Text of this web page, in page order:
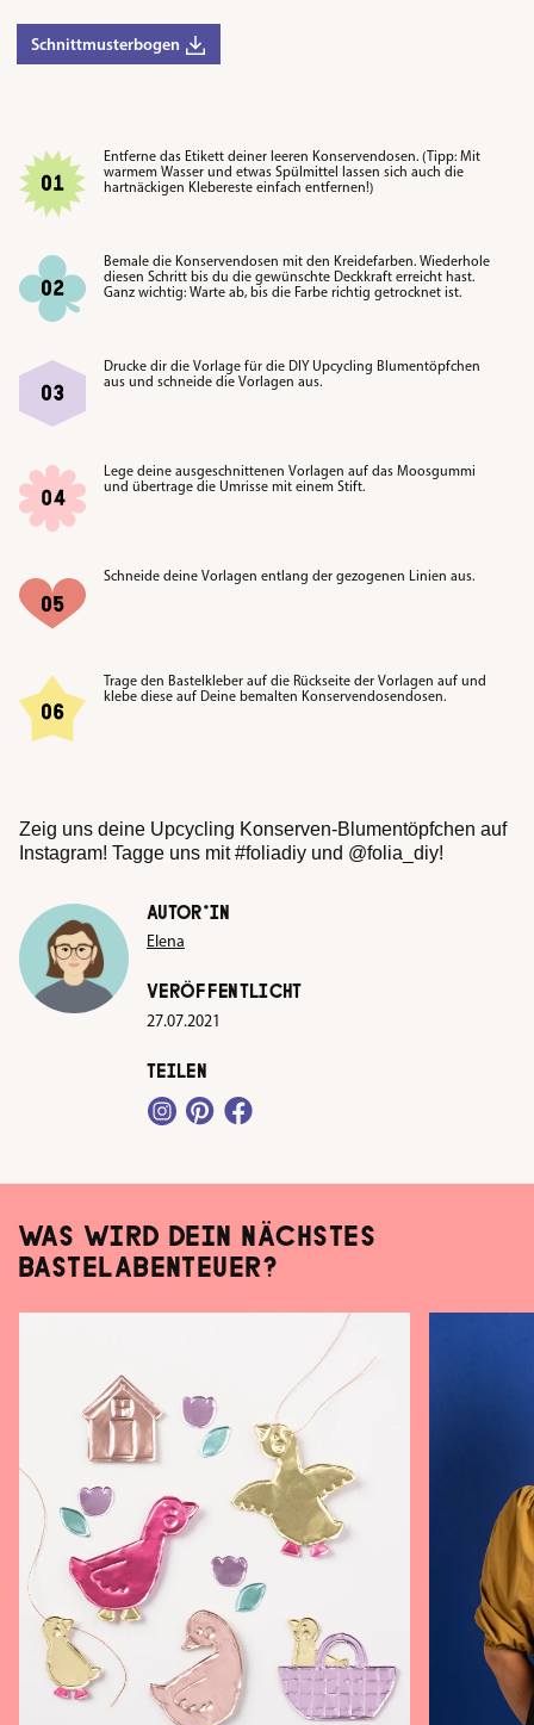
AUTOR*IN
Elena
VERÖFFENTLICHT
27.07.2021
TEILEN
Schnittmusterbogen
Entferne das Etikett deiner leeren Konservendosen. (Tipp: Mit
warmem Wasser und etwas Spülmittel lassen sich auch die
hartnäckigen Klebereste einfach entfernen!)
Bemale die Konservendosen mit den Kreidefarben. Wiederhole
diesen Schritt bis du die gewünschte Deckkraft erreicht hast.
Ganz wichtig: Warte ab, bis die Farbe richtig getrocknet ist.
Drucke dir die Vorlage für die DIY Upcycling Blumentöpfchen
aus und schneide die Vorlagen aus.
Lege deine ausgeschnittenen Vorlagen auf das Moosgummi
und übertrage die Umrisse mit einem Stift.
Schneide deine Vorlagen entlang der gezogenen Linien aus.
Trage den Bastelkleber auf die Rückseite der Vorlagen auf und
klebe diese auf Deine bemalten Konservendosendosen.
Zeig uns deine Upcycling Konserven-Blumentöpfchen auf
Instagram! Tagge uns mit #foliadiy und @folia_diy!
WAS WIRD DEIN NÄCHSTES
BASTELABENTEUER?